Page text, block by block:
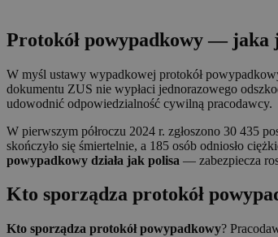
Protokół powypadkowy — jaka
W myśl ustawy wypadkowej protokół
dokumentu ZUS nie wypłaci jednorazowego
udowodnić odpowiedzialność cywilną pracodawcy.
W pierwszym półroczu 2024 r. zgłoszono 30 435
skończyło się śmiertelnie, a 185 osób odniosło
powypadkowy działa jak polisa — zabezpiecza
Kto sporządza protokół
Kto sporządza protokół powypadkowy?